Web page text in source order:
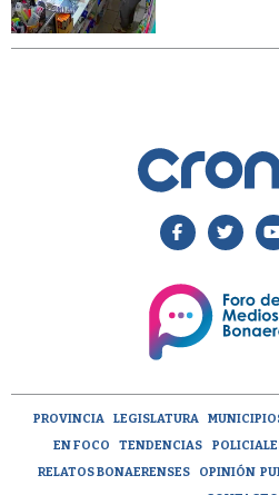
PROVINCIA LEGISLATURA
EN FOCO
TENDENCIAS
RELATOS BONAERENSES
OPINIÓN